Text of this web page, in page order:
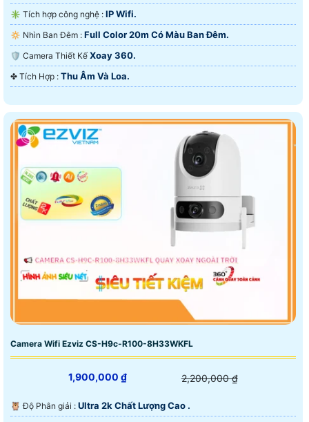
✳️ Tích hợp công nghệ : IP Wifi.
🔅 Nhìn Ban Đêm : Full Color 20m Có Màu Ban Ðêm.
🛡 Camera Thiết Kế Xoay 360.
️✤ Tích Hợp : Thu Âm Và Loa.
Camera Wifi Ezviz CS-H9c-R100-8H33WKFL
1,900,000 ₫ 2,200,000 ₫
🦉 Độ Phân giải : Ultra 2k Chất Lượng Cao .